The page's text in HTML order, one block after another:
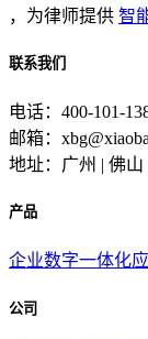
，为律师提供 智
联系我们
电话：400-101-
邮箱：
地址：广州 | 佛山
产品
企业数字一体化
公司